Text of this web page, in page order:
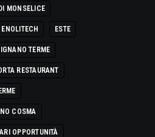
MONSELICE
ENOLITECH ESTE
TERME
RESTAURANT
COSMA
OPPORTUNITÀ